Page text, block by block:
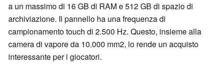
a un massimo di 16 GB di RAM e 512 GB di spazio di
archiviazione. Il pannello ha una frequenza di
campionamento touch di 2.500 Hz. Questo, insieme alla
camera di vapore da 10.000 mm2, lo rende un acquisto
interessante per i giocatori.